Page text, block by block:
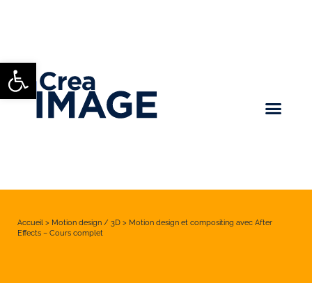
Ouvrir la barre d’outils
Accueil > Motion design / 3D > Motion design et compositing avec After
Effects – Cours complet